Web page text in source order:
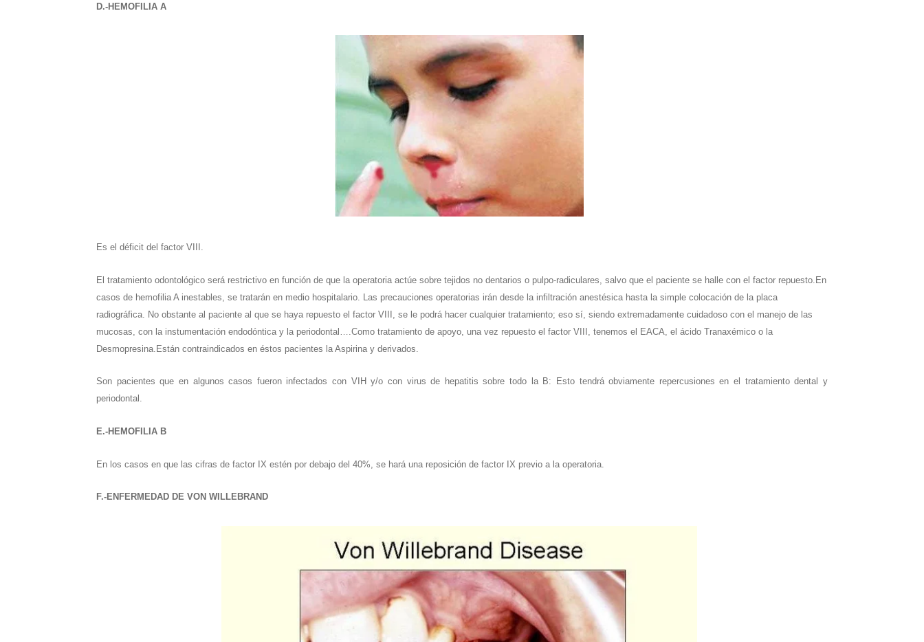
D.-HEMOFILIA A
Es el déficit del factor VIII.
El tratamiento odontológico será restrictivo en función de que la operatoria actúe sobre tejidos no dentarios o pulpo-radiculares, salvo que el paciente se halle con el factor repuesto.En
casos de hemofilia A inestables, se tratarán en medio hospitalario. Las precauciones operatorias irán desde la infiltración anestésica hasta la simple colocación de la placa
radiográfica. No obstante al paciente al que se haya repuesto el factor VIII, se le podrá hacer cualquier tratamiento; eso sí, siendo extremadamente cuidadoso con el manejo de las
mucosas, con la instumentación endodóntica y la periodontal….Como tratamiento de apoyo, una vez repuesto el factor VIII, tenemos el EACA, el ácido Tranaxémico o la
Desmopresina.Están contraindicados en éstos pacientes la Aspirina y derivados.
Son pacientes que en algunos casos fueron infectados con VIH y/o con virus de hepatitis sobre todo la B: Esto tendrá obviamente repercusiones en el tratamiento dental y
periodontal.
E.-HEMOFILIA B
En los casos en que las cifras de factor IX estén por debajo del 40%, se hará una reposición de factor IX previo a la operatoria.
F.-ENFERMEDAD DE VON WILLEBRAND